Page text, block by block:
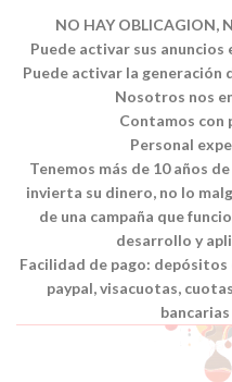
NO HAY OBLICAGION,
Puede activar sus anuncios
Puede activar la generación
Nosotros nos
Contamos con
Personal
Tenemos más de 10 años
invierta su dinero, no lo
de una campaña que
desarrollo y
Facilidad de pago:
paypal, visacuotas,